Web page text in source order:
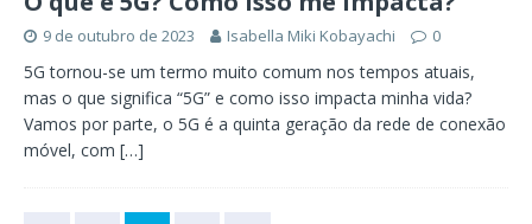
9 de outubro de 2023 Isabella Miki Kobayachi 0
5G tornou-se um termo muito comum nos tempos atuais,
mas o que significa “5G” e como isso impacta minha vida?
Vamos por parte, o 5G é a quinta geração da rede de conexão
móvel, com […]